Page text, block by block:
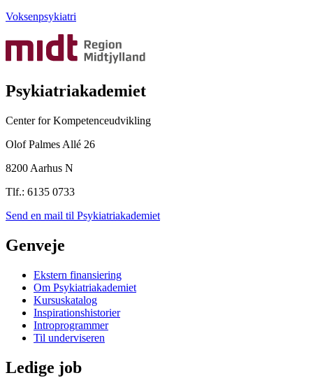
Voksenpsykiatri
Psykiatriakademiet
Center for Kompetenceudvikling
Olof Palmes Allé 26
8200 Aarhus N
Tlf.: 6135 0733
Send en mail til Psykiatriakademiet
Genveje
Ekstern finansiering
Om Psykiatriakademiet
Kursuskatalog
Inspirationshistorier
Introprogrammer
Til underviseren
Ledige job